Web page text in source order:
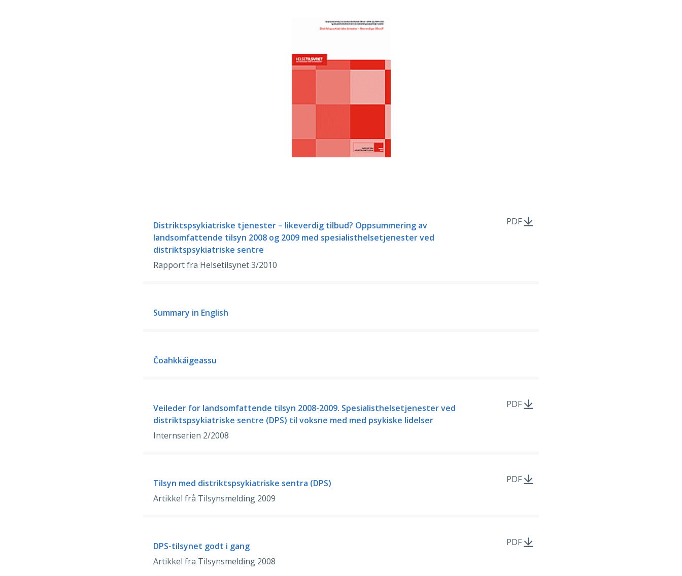
Distriktspsykiatriske tjenester – likeverdig tilbud? Oppsummering av
landsomfattende tilsyn 2008 og 2009 med spesialisthelsetjenester ved
distriktspsykiatriske sentre
Rapport fra Helsetilsynet 3/2010
PDF
Summary in English
Čoahkkáigeassu
Veileder for landsomfattende tilsyn 2008-2009. Spesialisthelsetjenester ved
distriktspsykiatriske sentre (DPS) til voksne med med psykiske lidelser
Internserien 2/2008
PDF
Tilsyn med distriktspsykiatriske sentra (DPS)
Artikkel frå Tilsynsmelding 2009
PDF
DPS-tilsynet godt i gang
Artikkel fra Tilsynsmelding 2008
PDF